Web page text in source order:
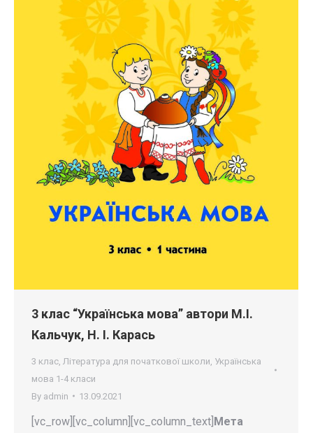
3 клас “Українська мова” автори М.І.
Кальчук, Н. І. Карась
3 клас Література для початкової школи Українська
мова 1-4 класи
By admin 13.09.2021
[vc_row][vc_column][vc_column_text] Мета